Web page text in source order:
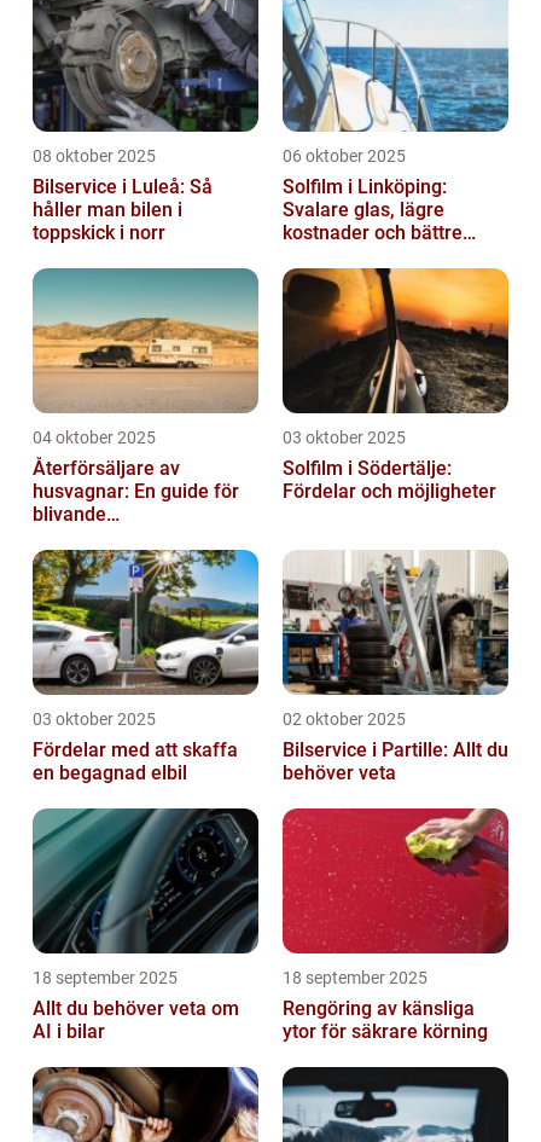
08 oktober 2025
Bilservice i Luleå: Så
håller man bilen i
toppskick i norr
06 oktober 2025
Solfilm i Linköping:
Svalare glas, lägre
kostnader och bättre
04 oktober 2025
Återförsäljare av
husvagnar: En guide för
blivande
03 oktober 2025
Solfilm i Södertälje:
Fördelar och möjligheter
03 oktober 2025
Fördelar med att skaffa
en begagnad elbil
02 oktober 2025
Bilservice i Partille: Allt du
behöver veta
18 september 2025
Allt du behöver veta om
AI i bilar
18 september 2025
Rengöring av känsliga
ytor för säkrare körning